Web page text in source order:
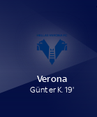
Verona
Günter K. 19'